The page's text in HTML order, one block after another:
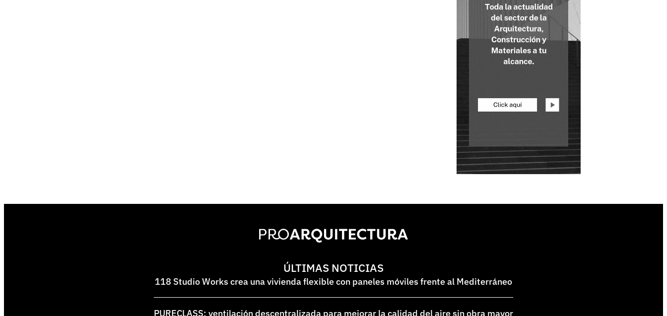
ÚLTIMAS NOTICIAS
118 Studio Works crea una vivienda flexible con paneles móviles frente al Mediterráneo
PURECLASS: ventilación descentralizada para mejorar la calidad del aire sin obra mayor